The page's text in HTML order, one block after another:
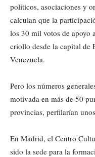
políticos, asociaciones y
calculan que la
los 30 mil votos de apoyo
criollo desde la capital de
Venezuela.
Pero los números
motivada en más de 50
provincias, perfilarían
En Madrid, el Centro
sido la sede para la